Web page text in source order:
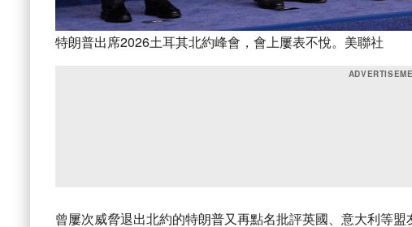
特朗普出席2026土耳其北約峰會，會上屢表不悅。美聯社
曾屢次威脅退出北約的特朗普又再點名批評英國、意大利等